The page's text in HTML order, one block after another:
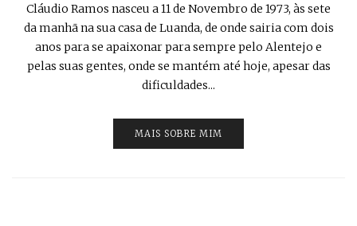
Cláudio Ramos nasceu a 11 de Novembro de 1973, às sete
da manhã na sua casa de Luanda, de onde sairia com dois
anos para se apaixonar para sempre pelo Alentejo e
pelas suas gentes, onde se mantém até hoje, apesar das
dificuldades...
MAIS SOBRE MIM